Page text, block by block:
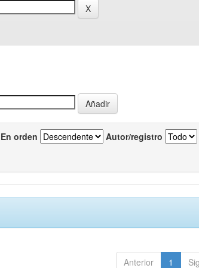
En orden Autor/registro
Anterior 1